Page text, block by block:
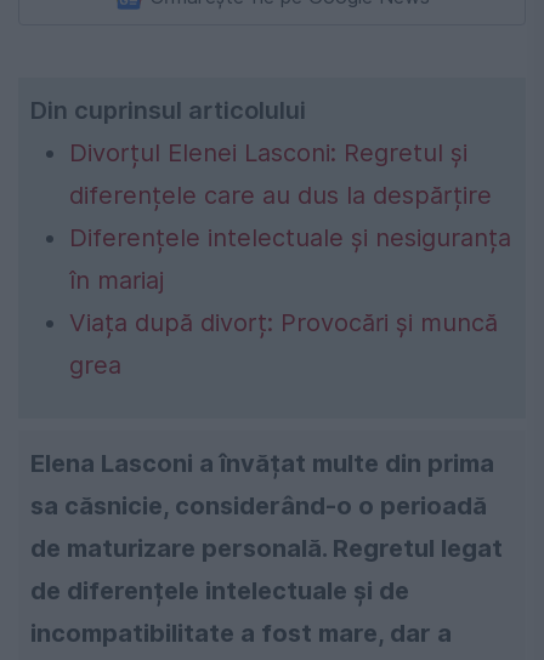
Din cuprinsul articolului
Divorțul Elenei Lasconi: Regretul și
diferențele care au dus la despărțire
Diferențele intelectuale și nesiguranța
în mariaj
Viața după divorț: Provocări și muncă
grea
Elena Lasconi a învățat multe din prima
sa căsnicie, considerând-o o perioadă
de maturizare personală. Regretul legat
de diferențele intelectuale și de
incompatibilitate a fost mare, dar a